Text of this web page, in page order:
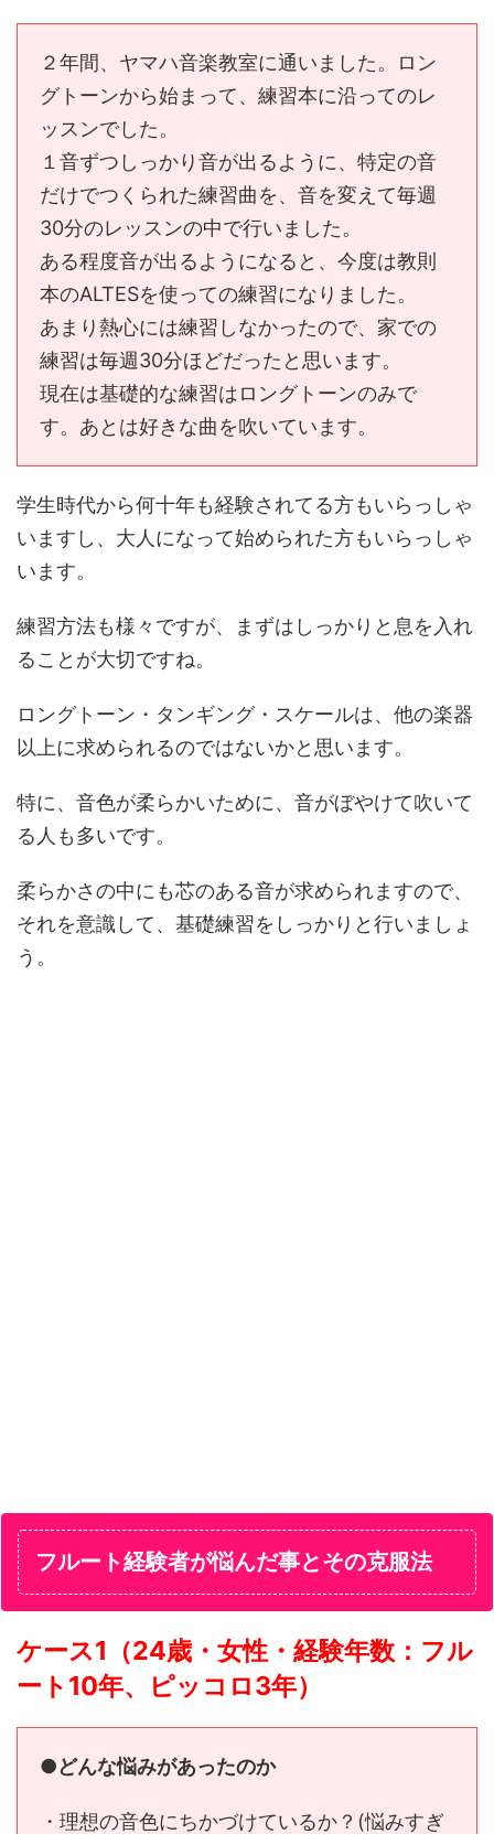
２年間、ヤマハ音楽教室に通いました。ロン
グトーンから始まって、練習本に沿ってのレ
ッスンでした。
１音ずつしっかり音が出るように、特定の音
だけでつくられた練習曲を、音を変えて毎週
30分のレッスンの中で行いました。
ある程度音が出るようになると、今度は教則
本のALTESを使っての練習になりました。
あまり熱心には練習しなかったので、家での
練習は毎週30分ほどだったと思います。
現在は基礎的な練習はロングトーンのみで
す。あとは好きな曲を吹いています。
学生時代から何十年も経験されてる方もいらっしゃ
いますし、大人になって始められた方もいらっしゃ
います。
練習方法も様々ですが、まずはしっかりと息を入れ
ることが大切ですね。
ロングトーン・タンギング・スケールは、他の楽器
以上に求められるのではないかと思います。
特に、音色が柔らかいために、音がぼやけて吹いて
る人も多いです。
柔らかさの中にも芯のある音が求められますので、
それを意識して、基礎練習をしっかりと行いましょ
う。
フルート経験者が悩んだ事とその克服法
ケース1（24歳・女性・経験年数：フル
ート10年、ピッコロ3年）
●どんな悩みがあったのか
・理想の音色にちかづけているか？(悩みすぎ